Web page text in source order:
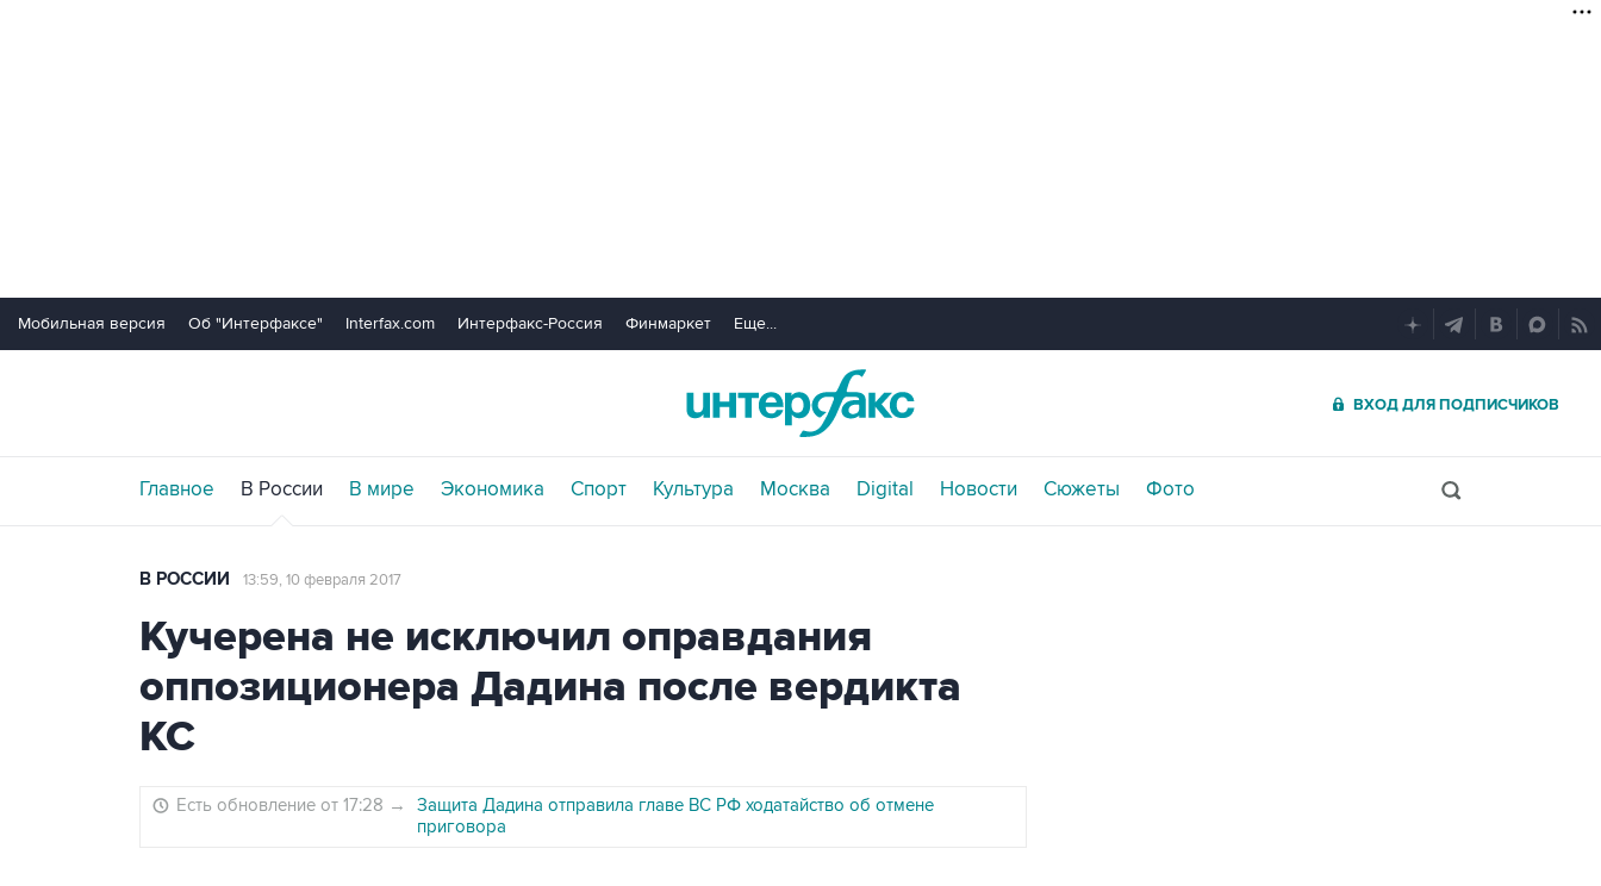
Мобильная версия Об "Интерфаксе" Interfax.com Интерфакс-Россия Финмаркет Еще...
ВХОД ДЛЯ ПОДПИСЧИКОВ
Главное В России В мире Экономика Спорт Культура Москва Digital Новости Сюжеты Фото
В РОССИИ 13:59, 10 февраля 2017
Кучерена не исключил оправдания
оппозиционера Дадина после вердикта
КС
Есть обновление от 17:28 →
Защита Дадина отправила главе ВС РФ ходатайство об отмене
приговора